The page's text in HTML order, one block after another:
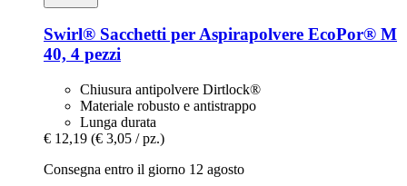
Swirl® Sacchetti per Aspirapolvere EcoPor® M
40, 4 pezzi
Chiusura antipolvere Dirtlock®
Materiale robusto e antistrappo
Lunga durata
€ 12,19 (€ 3,05 / pz.)
Consegna entro il giorno 12 agosto